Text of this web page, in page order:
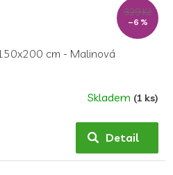
329 Kč
–6 %
cm - Malinová
Skladem (1 ks)
Detail